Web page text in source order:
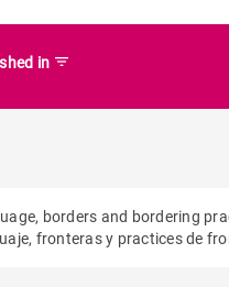
in filter_list
borders and bordering
fronteras y practices de